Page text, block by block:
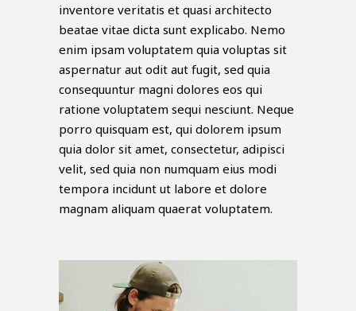
inventore veritatis et quasi architecto
beatae vitae dicta sunt explicabo. Nemo
enim ipsam voluptatem quia voluptas sit
aspernatur aut odit aut fugit, sed quia
consequuntur magni dolores eos qui
ratione voluptatem sequi nesciunt. Neque
porro quisquam est, qui dolorem ipsum
quia dolor sit amet, consectetur, adipisci
velit, sed quia non numquam eius modi
tempora incidunt ut labore et dolore
magnam aliquam quaerat voluptatem.